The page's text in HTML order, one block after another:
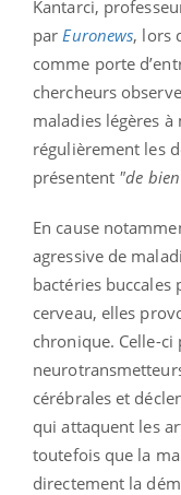
Kantarci,
par Euronews, lors
comme porte
chercheurs
maladies légères
régulièrement les
présentent "de
En cause
agressive de
bactéries buccales
cerveau, elles
chronique. Celle-
cérébrales et
qui attaquent les
toutefois que la
directement la